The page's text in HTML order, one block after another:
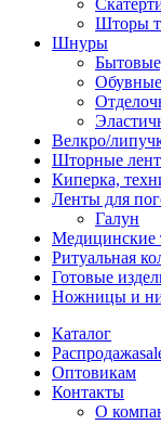
Шторы
Шнуры
Обувные
Велкро/
Шторные
Киперка,
Ленты для
Галун
Медицинские
Ритуальная
Готовые
Ножницы и
Каталог
Распродажа
Оптовикам
Контакты
О